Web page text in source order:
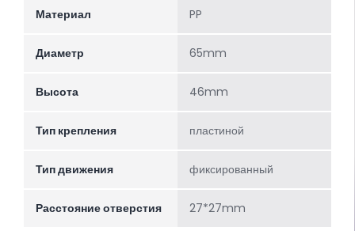
Материал PP
Диаметр 65mm
Высота 46mm
Тип крепления пластиной
Тип движения фиксированный
Расстояние отверстия 27*27mm